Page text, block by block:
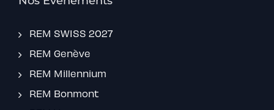
REM SWISS 2027
REM Genève
REM Millennium
REM Bonmont